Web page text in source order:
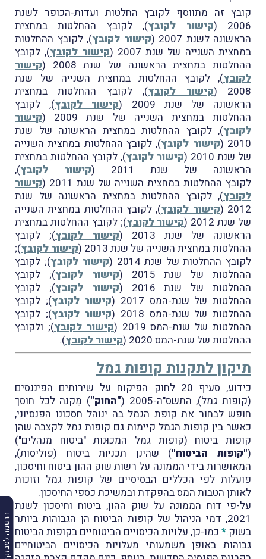
הרשמה למבזקים
קובץ זה מתווסף לקובץ החלטות ועדות-הכופר לשנת
2006 (
קישור לקובץ), לקובץ ההחלטות במחצית
הראשונה לשנת 2007 (
קישור לקובץ), לקובץ ההחלטות
במחצית השנייה של שנת 2007 (
קישור לקובץ), לקובץ
ההחלטות במחצית הראשונה של שנת 2008 (
קישור
לקובץ), לקובץ ההחלטות במחצית השנייה של שנת
2008 (
קישור לקובץ), לקובץ ההחלטות במחצית
הראשונה של שנת 2009 (
קישור לקובץ), לקובץ
ההחלטות במחצית השנייה של שנת 2009 (
קישור
לקובץ), לקובץ ההחלטות במחצית הראשונה של שנת
2010 ( קישור לקובץ), לקובץ ההחלטות במחצית השנייה
של שנת 2010 (
קישור לקובץ), לקובץ ההחלטות במחצית
הראשונה של שנת 2011 (
קישור לקובץ),
לקובץ ההחלטות במחצית השנייה של שנת 2011 (
קישור
לקובץ), לקובץ ההחלטות במחצית הראשונה של שנת
2012 ( קישור לקובץ), לקובץ ההחלטות במחצית השנייה
של שנת 2012 (
קישור לקובץ); לקובץ ההחלטות במחצית
הראשונה של שנת 2013 (
קישור לקובץ); לקובץ
ההחלטות במחצית השנייה של שנת 2013 (
קישור לקובץ);
לקובץ ההחלטות של שנת 2014 (
קישור לקובץ); לקובץ
ההחלטות של שנת 2015 (
קישור לקובץ); לקובץ
ההחלטות של שנת 2016 (
קישור לקובץ); לקובץ
ההחלטות של שנת-המס 2017 (
קישור לקובץ); לקובץ
ההחלטות של שנת-המס 2018 (
קישור לקובץ); לקובץ
ההחלטות של שנת-המס 2019 (
קישור לקובץ); ולקובץ
ההחלטות של שנת-המס 2020 (
קישור לקובץ).
תיקון לתקנות קופות גמל
כידוע,
סעיף 20 לחוק הפיקוח על שירותים הפיננסים
(קופות גמל), התשס"ה-2005 (
"החוק") מַקנה לכל חוסך
חופש לבחור את קופת הגמל בה ינוהל חסכונו הפנסיוני,
כאשר בין קופות הגמל קיימות גם קופות גמל לקצבה שהן
קופות ביטוח (קופות גמל המכוּנות "ביטוח מנהלים")
("קופּות הביטוח") שהינן תכניות ביטוח (פוליסות),
המאושרות בידי הממונה על רשות שוק ההון ביטוח וחיסכון,
פועלות לפי הכללים הבסיסיים של קופות גמל וזוכות
לאותן הטבות המס בהפקדת ובמשיכת כספי החיסכון.
על-פי דוח הממונה על שוק ההון, ביטוח וחיסכון לשנת
2021, דמי הניהול של קופּות הביטוח הן הגבוהות ביותר
בשוק.* כמו-כן, עלויות הכיסויים הביטוחיים בקופות הביטוח
גבוהות באופן משמעותי מעלויות הכיסויים הביטוחיים